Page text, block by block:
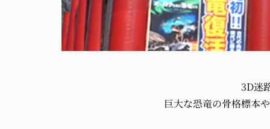
3D迷
巨大な恐竜の骨格標本